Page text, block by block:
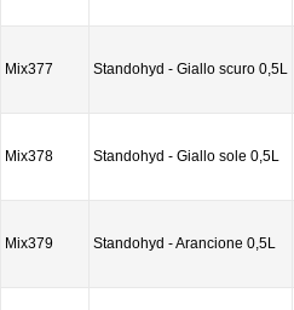
Mix377 Standohyd - Giallo scuro 0,5L
Mix378 Standohyd - Giallo sole 0,5L
Mix379 Standohyd - Arancione 0,5L